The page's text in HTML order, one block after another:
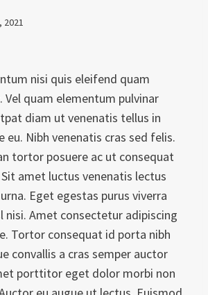
2021
nisi quis eleifend quam
Vel quam elementum pulvinar
diam ut venenatis tellus in
eu. Nibh venenatis cras sed felis.
tortor posuere ac ut consequat
amet luctus venenatis lectus
Eget egestas purus viverra
nisi. Amet consectetur adipiscing
Tortor consequat id porta nibh
convallis a cras semper auctor
porttitor eget dolor morbi non